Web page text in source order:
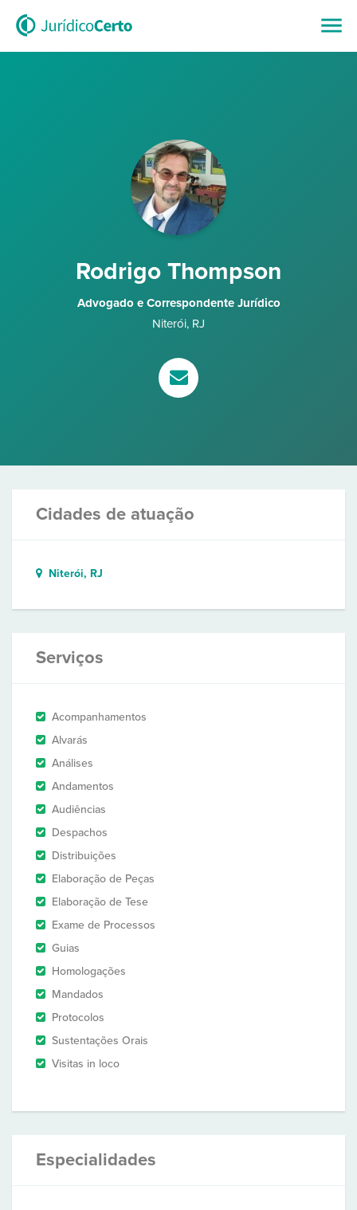
Rodrigo Thompson
Advogado e Correspondente Jurídico
Niterói, RJ
Cidades de atuação
Niterói, RJ
Serviços
Acompanhamentos
Alvarás
Análises
Andamentos
Audiências
Despachos
Distribuições
Elaboração de Peças
Elaboração de Tese
Exame de Processos
Guias
Homologações
Mandados
Protocolos
Sustentações Orais
Visitas in loco
Especialidades